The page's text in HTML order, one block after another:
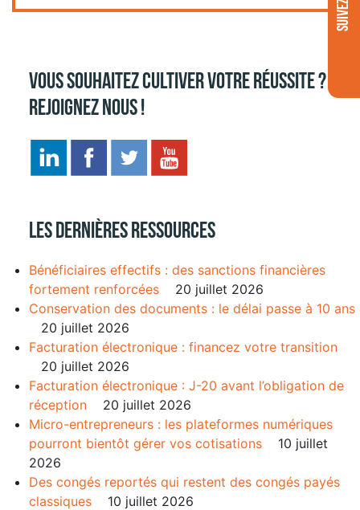
Vous souhaitez cultiver votre réussite ?
Rejoignez nous !
Les dernières ressources
Bénéficiaires effectifs : des sanctions financières
fortement renforcées
20 juillet 2026
Conservation des documents : le délai passe à 10 ans
20 juillet 2026
Facturation électronique : financez votre transition
20 juillet 2026
Facturation électronique : J-20 avant l’obligation de
réception
20 juillet 2026
Micro-entrepreneurs : les plateformes numériques
pourront bientôt gérer vos cotisations
10 juillet
2026
Des congés reportés qui restent des congés payés
classiques
10 juillet 2026